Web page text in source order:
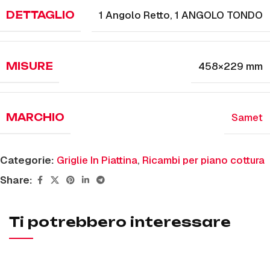
DETTAGLIO 1 Angolo Retto, 1 ANGOLO TONDO
MISURE 458×229 mm
MARCHIO Samet
Categorie: Griglie In Piattina, Ricambi per piano cottura
Share:
Ti potrebbero interessare